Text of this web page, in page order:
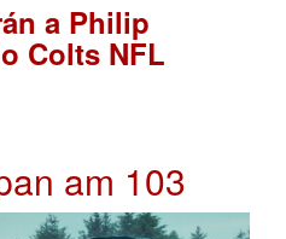
a Philip
Colts NFL
am 103